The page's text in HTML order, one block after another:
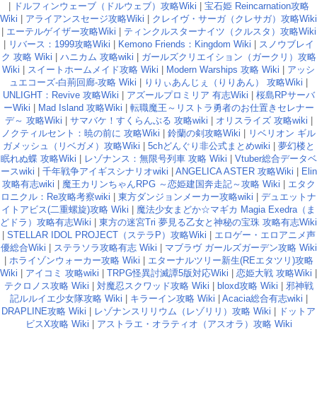
ドルフィンウェーブ（ドルウェブ）攻略Wiki
宝石姫 Reincarnation攻略
Wiki
アライアンスセージ攻略Wiki
クレイヴ・サーガ（クレサガ）攻略Wiki
エーテルゲイザー攻略Wiki
ティンクルスターナイツ（クルスタ）攻略Wiki
リバース：1999攻略Wiki Kemono Friends：Kingdom Wiki
スノウブレイ
ク 攻略 Wiki
ハニカム 攻略wiki
ガールズクリエイション（ガークリ）攻略
Wiki
スイートホームメイド攻略 Wiki Modern Warships 攻略 Wiki
アッシ
ュエコーズ-白荊回廊-攻略 Wiki
りりぃあんじぇ（りりあん） 攻略Wiki
UNLIGHT：Revive 攻略Wiki
アズールプロミリア 有志Wiki
桜島RPサーバ
ーWiki
Mad Island 攻略Wiki
転職魔王～リストラ勇者のお仕置きセレナー
デ～ 攻略Wiki
サマバケ！すくらんぶる 攻略wiki オリスライズ 攻略wiki
ノクティルセント：暁の前に 攻略Wiki
鈴蘭の剣攻略Wiki
リベリオン ギル
ガメッシュ（リベガメ）攻略Wiki
5chどんぐり非公式まとめwiki
夢幻楼と
眠れぬ蝶 攻略Wiki
レゾナンス：無限号列車 攻略 Wiki
Vtuber総合データベ
ースwiki
千年戦争アイギスシナリオwiki ANGELICA ASTER 攻略Wiki
Elin
攻略有志wiki
魔王カリンちゃんRPG ～恋姫建国奔走記～攻略 Wiki
エタク
ロニクル：Re攻略考察wiki
東方ダンジョンメーカー攻略wiki
デュエットナ
イトアビス(二重螺旋)攻略 Wiki
魔法少女まどか☆マギカ Magia Exedra（ま
どドラ）攻略有志Wiki
東方の迷宮Tri 夢見る乙女と神秘の宝珠 攻略有志Wiki
STELLAR IDOL PROJECT（ステラP）攻略Wiki
エロゲー・エロアニメ声
優総合Wiki
ステラソラ攻略有志 Wiki
マブラヴ ガールズガーデン攻略 Wiki
ホライゾンウォーカー攻略 Wiki
エターナルツリー新生(REエタツリ)攻略
Wiki
アイコミ 攻略wiki TRPG怪異討滅譚5版対応Wiki 恋姫大戦 攻略Wiki
テクロノス攻略 Wiki
対魔忍スクワッド攻略 Wiki bloxd攻略 Wiki
邪神戦
記ルルイエ少女隊攻略 Wiki
キラーイン攻略 Wiki Acacia総合有志wiki
DRAPLINE攻略 Wiki
レゾナンスリリウム（レゾリリ）攻略 Wiki
ドットア
ビスX攻略 Wiki
アストラエ・オラティオ（アスオラ）攻略 Wiki